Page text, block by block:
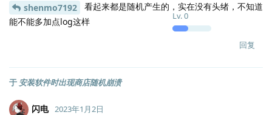
Lv.0
shenmo7192
看起来都是随机产生的，实在没有头绪，不知道
能不能多加点log这样
回复
于 安装软件时出现商店随机崩溃
闪电 2023年1月2日